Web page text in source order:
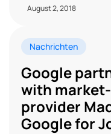
August 2, 2018
Nachrichten
Google
with
provider
Google for